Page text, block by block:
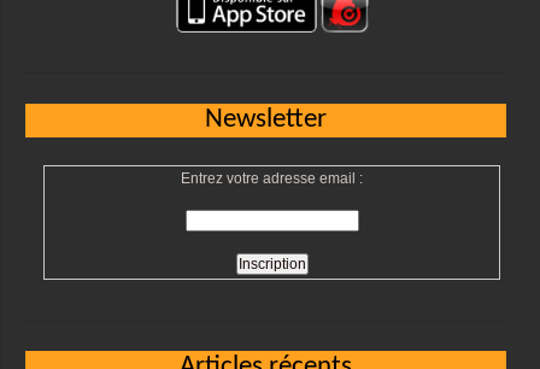
Newsletter
Entrez votre adresse email :